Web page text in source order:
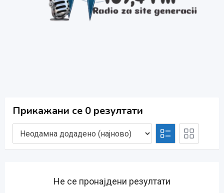
Прикажани се 0 резултати
Не се пронајдени резултати